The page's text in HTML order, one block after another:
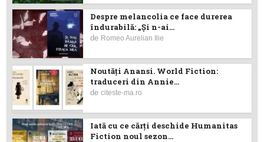
Despre melancolia ce face durerea
îndurabilă: „Și n-ai...
de Romeo Aurelian Ilie
Noutăţi Anansi. World Fiction:
traduceri din Annie...
deciteste-ma.ro
Iată cu ce cărţi deschide Humanitas
Fiction noul sezon...